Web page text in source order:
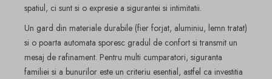
spatiul, ci sunt si o expresie a sigurantei si intimitatii.
Un gard din materiale durabile (fier forjat, aluminiu, lemn tratat)
si o poarta automata sporesc gradul de confort si transmit un
mesaj de rafinament. Pentru multi cumparatori, siguranta
familiei si a bunurilor este un criteriu esential, astfel ca investitia